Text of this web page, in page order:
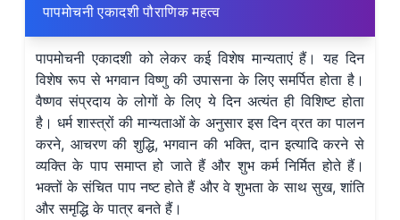
पापमोचनी एकादशी पौराणिक महत्व
पापमोचनी एकादशी को लेकर कई विशेष मान्यताएं हैं। यह दिन
विशेष रूप से भगवान विष्णु की उपासना के लिए समर्पित होता है।
वैष्णव संप्रदाय के लोगों के लिए ये दिन अत्यंत ही विशिष्ट होता
है। धर्म शास्त्रों की मान्यताओं के अनुसार इस दिन व्रत का पालन
करने, आचरण की शुद्धि, भगवान की भक्ति, दान इत्यादि करने से
व्यक्ति के पाप समाप्त हो जाते हैं और शुभ कर्म निर्मित होते हैं।
भक्तों के संचित पाप नष्ट होते हैं और वे शुभता के साथ सुख, शांति
और समृद्धि के पात्र बनते हैं।